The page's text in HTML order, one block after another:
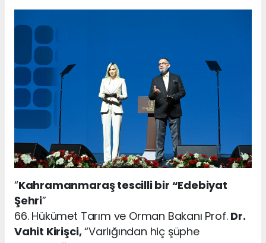
“Kahramanmaraş tescilli bir “Edebiyat
Şehri”
66. Hükümet Tarım ve Orman Bakanı Prof. Dr.
Vahit Kirişci,“Varlığından hiç şüphe